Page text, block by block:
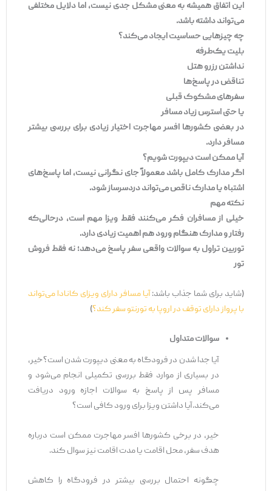
این اتفاق همیشه به معنی مشکل جدی نیست، اما دلایل مختلفی
می‌تواند داشته باشد.
چه چیزهایی حساسیت ایجاد می‌کند؟
بلیت یک‌طرفه
نداشتن رزرو هتل
تناقض در پاسخ‌ها
سفرهای مشکوک قبلی
یا حتی استرس زیاد مسافر
در بعضی کشورها افسر مهاجرت اختیار زیادی برای بررسی بیشتر
مسافر دارد.
آیا ممکن است دیپورت شویم؟
اگر مدارک کامل باشد معمولاً جای نگرانی نیست، اما پاسخ‌های
اشتباه یا مدارک ناقص می‌تواند دردسرساز شود.
نکته مهم
خیلی از مسافران فکر می‌کنند فقط ویزا مهم است، درحالی‌که
رفتار و مدارک هنگام ورود هم اهمیت زیادی دارد.
توربین تراول به سوالات واقعی سفر پاسخ می‌دهد؛ نه فقط فروش
تور
(شاید برای شما جذاب باشد:آیا مسافر دارای ویزای کانادا می‌تواند
با پرواز دارای توقف در اروپا به تورنتو سفر کند؟)
سوالات متداول
آیا جدا شدن در فرودگاه به معنی دیپورت شدن است؟خیر،
در بسیاری از موارد فقط بررسی تکمیلی انجام می‌شود و
مسافر پس از پاسخ به سوالات اجازه ورود دریافت
می‌کند.آیا داشتن ویزا برای ورود کافی است؟
خیر، در برخی کشورها افسر مهاجرت ممکن است درباره
هدف سفر، محل اقامت یا مدت اقامت نیز سوال کند.
چگونه احتمال بررسی بیشتر در فرودگاه را کاهش